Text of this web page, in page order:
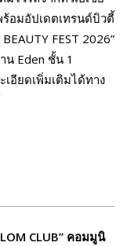
อมอัปเดตเทรนด์บิวตี้
FEST 2026”
Eden ชั้น 1
อียดเพิ่มเติมได้ทาง
CLUB” คอมมูนิ